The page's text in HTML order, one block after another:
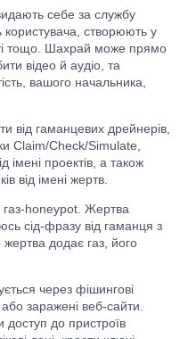
себе за службу
створюють у
тощо. Шахрай може прямо
відео й аудіо, та
вашого начальника,
від гаманцевих дрейнерів,
Claim/Check/Simulate,
імені проектів, а також
від імені жертв.
газ-honeypot. Жертва
сід-фразу від гаманця з
додає газ, його
через фішингові
заражені веб-сайти.
до пристроїв